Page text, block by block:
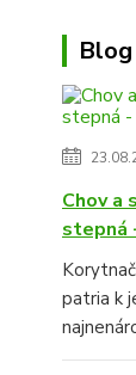
Blog
Chov a
stepná
patria k